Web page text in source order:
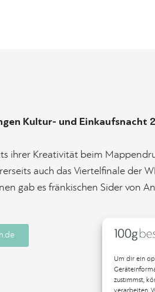
Um dir ein
zustimmst,
verarbeiten.
Kultur- und Einkaufsnacht
ihrer Kreativität beim
auch das Viertelfinale der
gab es fränkischen Sider von